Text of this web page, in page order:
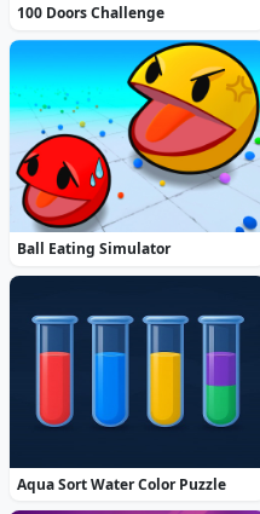
100 Doors Challenge
Ball Eating Simulator
Aqua Sort Water Color Puzzle